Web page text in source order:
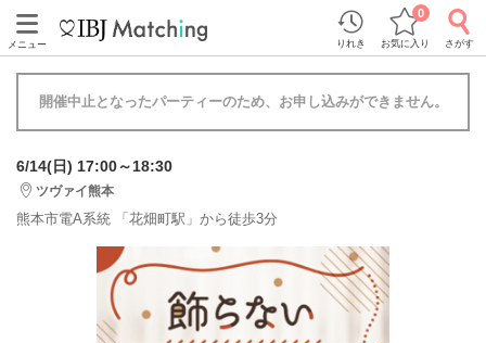
メニュー りれき お気に入り
0
さがす
開催中止となったパーティーのため、お申し込みができません。
6/14(日) 17:00～18:30
ツヴァイ熊本
熊本市電A系統 「花畑町駅」から徒歩3分